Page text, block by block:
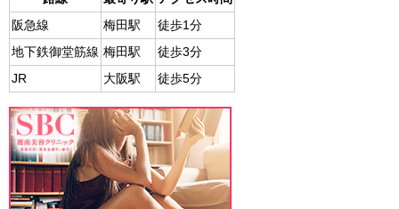
阪急線
梅田駅
徒歩1分
地下鉄御堂筋線 梅田駅
徒歩3分
JR
大阪駅 徒歩5分